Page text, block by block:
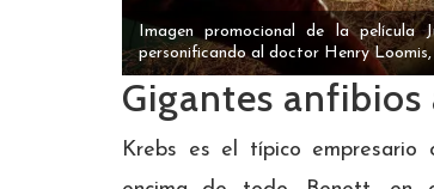
Imagen promocional de la
personificando al doctor Henry
Gigantes anfibios
Krebs es el típico empresario